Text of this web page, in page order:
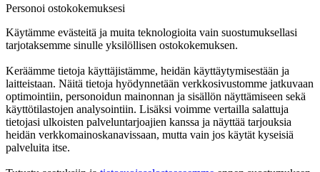
Personoi ostokokemuksesi
Käytämme evästeitä ja muita teknologioita vain suostumuksellasi
tarjotaksemme sinulle yksilöllisen ostokokemuksen.
Keräämme tietoja käyttäjistämme, heidän käyttäytymisestään ja
laitteistaan. Näitä tietoja hyödynnetään verkkosivustomme jatkuvaan
optimointiin, personoidun mainonnan ja sisällön näyttämiseen sekä
käyttötilastojen analysointiin. Lisäksi voimme vertailla salattuja
tietojasi ulkoisten palveluntarjoajien kanssa ja näyttää tarjouksia
heidän verkkomainoskanavissaan, mutta vain jos käytät kyseisiä
palveluita itse.